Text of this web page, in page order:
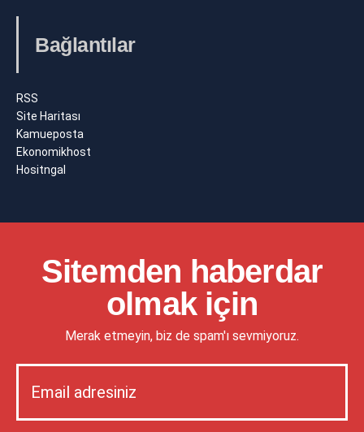
Bağlantılar
RSS
Site Haritası
Kamueposta
Ekonomikhost
Hositngal
Sitemden haberdar
olmak için
Merak etmeyin, biz de spam'ı sevmiyoruz.